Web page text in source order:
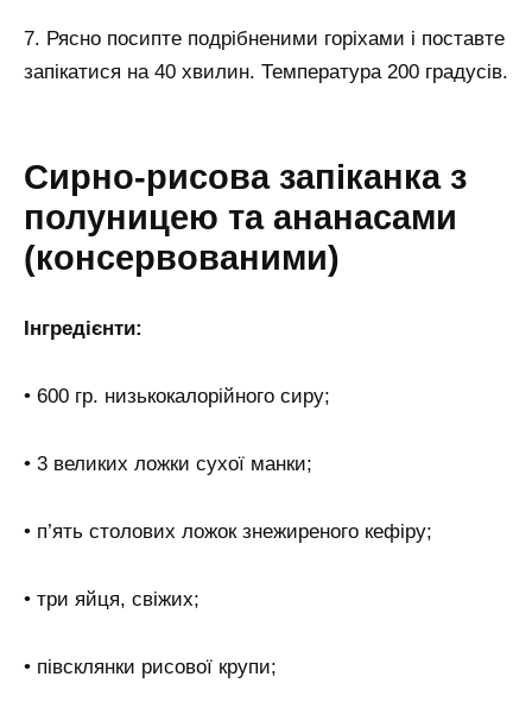
7. Рясно посипте подрібненими горіхами і поставте
запікатися на 40 хвилин. Температура 200 градусів.
Сирно-рисова запіканка з
полуницею та ананасами
(консервованими)
Інгредієнти:
• 600 гр. низькокалорійного сиру;
• 3 великих ложки сухої манки;
• п’ять столових ложок знежиреного кефіру;
• три яйця, свіжих;
• півсклянки рисової крупи;